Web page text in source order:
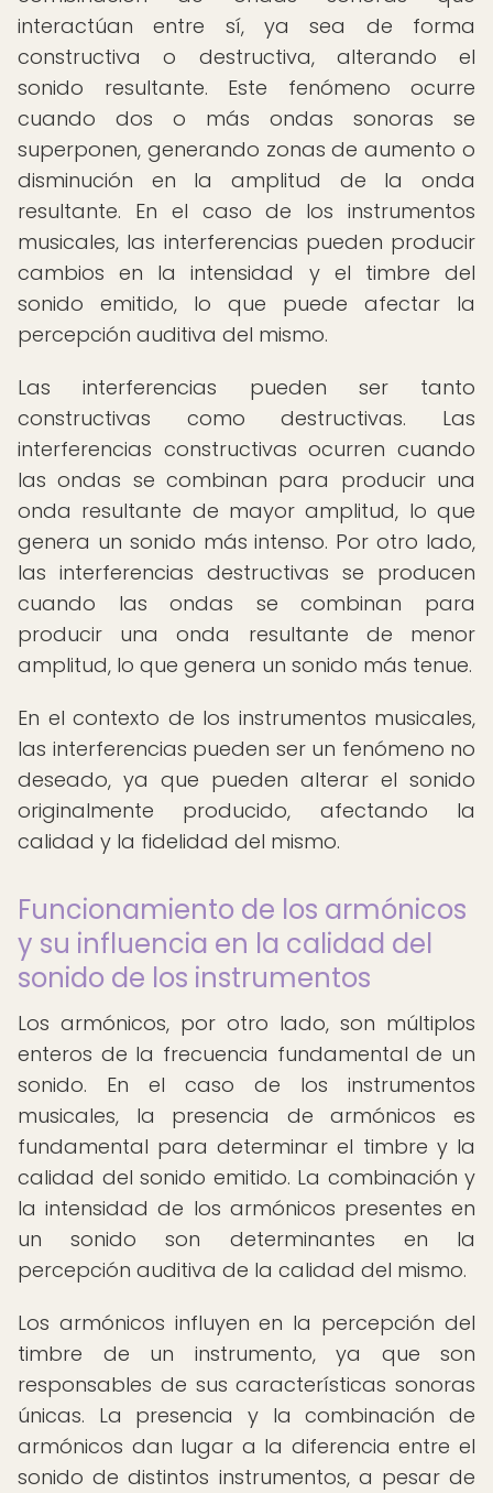
interactúan entre sí, ya sea de forma
constructiva o destructiva, alterando el
sonido resultante. Este fenómeno ocurre
cuando dos o más ondas sonoras se
superponen, generando zonas de aumento o
disminución en la amplitud de la onda
resultante. En el caso de los instrumentos
musicales, las interferencias pueden producir
cambios en la intensidad y el timbre del
sonido emitido, lo que puede afectar la
percepción auditiva del mismo.
Las interferencias pueden ser tanto
constructivas como destructivas. Las
interferencias constructivas ocurren cuando
las ondas se combinan para producir una
onda resultante de mayor amplitud, lo que
genera un sonido más intenso. Por otro lado,
las interferencias destructivas se producen
cuando las ondas se combinan para
producir una onda resultante de menor
amplitud, lo que genera un sonido más tenue.
En el contexto de los instrumentos musicales,
las interferencias pueden ser un fenómeno no
deseado, ya que pueden alterar el sonido
originalmente producido, afectando la
calidad y la fidelidad del mismo.
Funcionamiento de los armónicos
y su influencia en la calidad del
sonido de los instrumentos
Los armónicos, por otro lado, son múltiplos
enteros de la frecuencia fundamental de un
sonido. En el caso de los instrumentos
musicales, la presencia de armónicos es
fundamental para determinar el timbre y la
calidad del sonido emitido. La combinación y
la intensidad de los armónicos presentes en
un sonido son determinantes en la
percepción auditiva de la calidad del mismo.
Los armónicos influyen en la percepción del
timbre de un instrumento, ya que son
responsables de sus características sonoras
únicas. La presencia y la combinación de
armónicos dan lugar a la diferencia entre el
sonido de distintos instrumentos, a pesar de